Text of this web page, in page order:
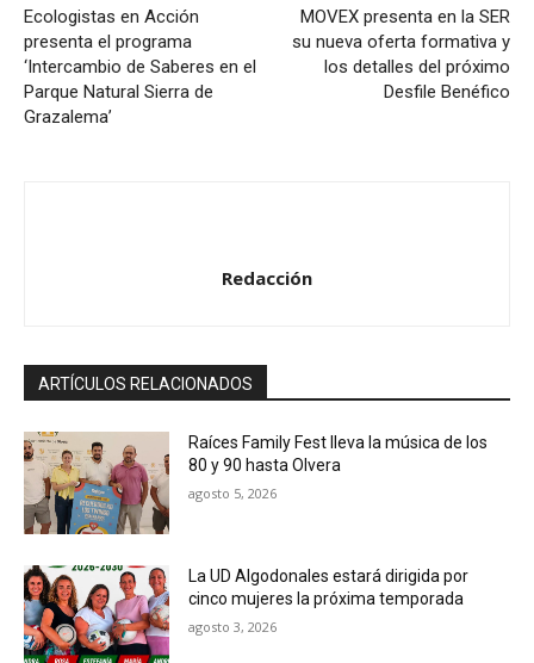
o
r
d
e
Ecologistas en Acción
presenta el programa
‘Intercambio de Saberes en el
Parque Natural Sierra de
Grazalema’
MOVEX presenta en la SER
su nueva oferta formativa y
los detalles del próximo
Desfile Benéfico
Redacción
ARTÍCULOS RELACIONADOS
Raíces Family Fest lleva la música de los
80 y 90 hasta Olvera
agosto 5, 2026
La UD Algodonales estará dirigida por
cinco mujeres la próxima temporada
agosto 3, 2026